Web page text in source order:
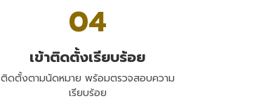
04
เข้าติดตั้งเรียบร้อย
ติดตั้งตามนัดหมาย พร้อมตรวจสอบความ
เรียบร้อย